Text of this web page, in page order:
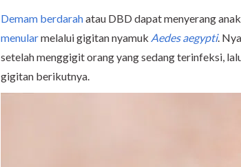
Demam berdarahatau DBD dapat menyerang
menularmelalui gigitan nyamuk Aedes aegypti.
setelah menggigit orang yang sedang terinfeksi,
gigitan berikutnya.